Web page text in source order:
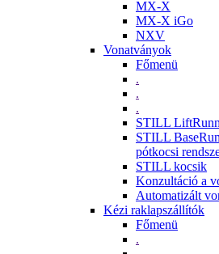
MX-X
MX-X iGo
NXV
Vonatványok
Főmenü
.
.
.
STILL
STILL
pótkocsi
STILL kocsik
Konzultáció a
Automatizált
Kézi raklapszállítók
Főmenü
.